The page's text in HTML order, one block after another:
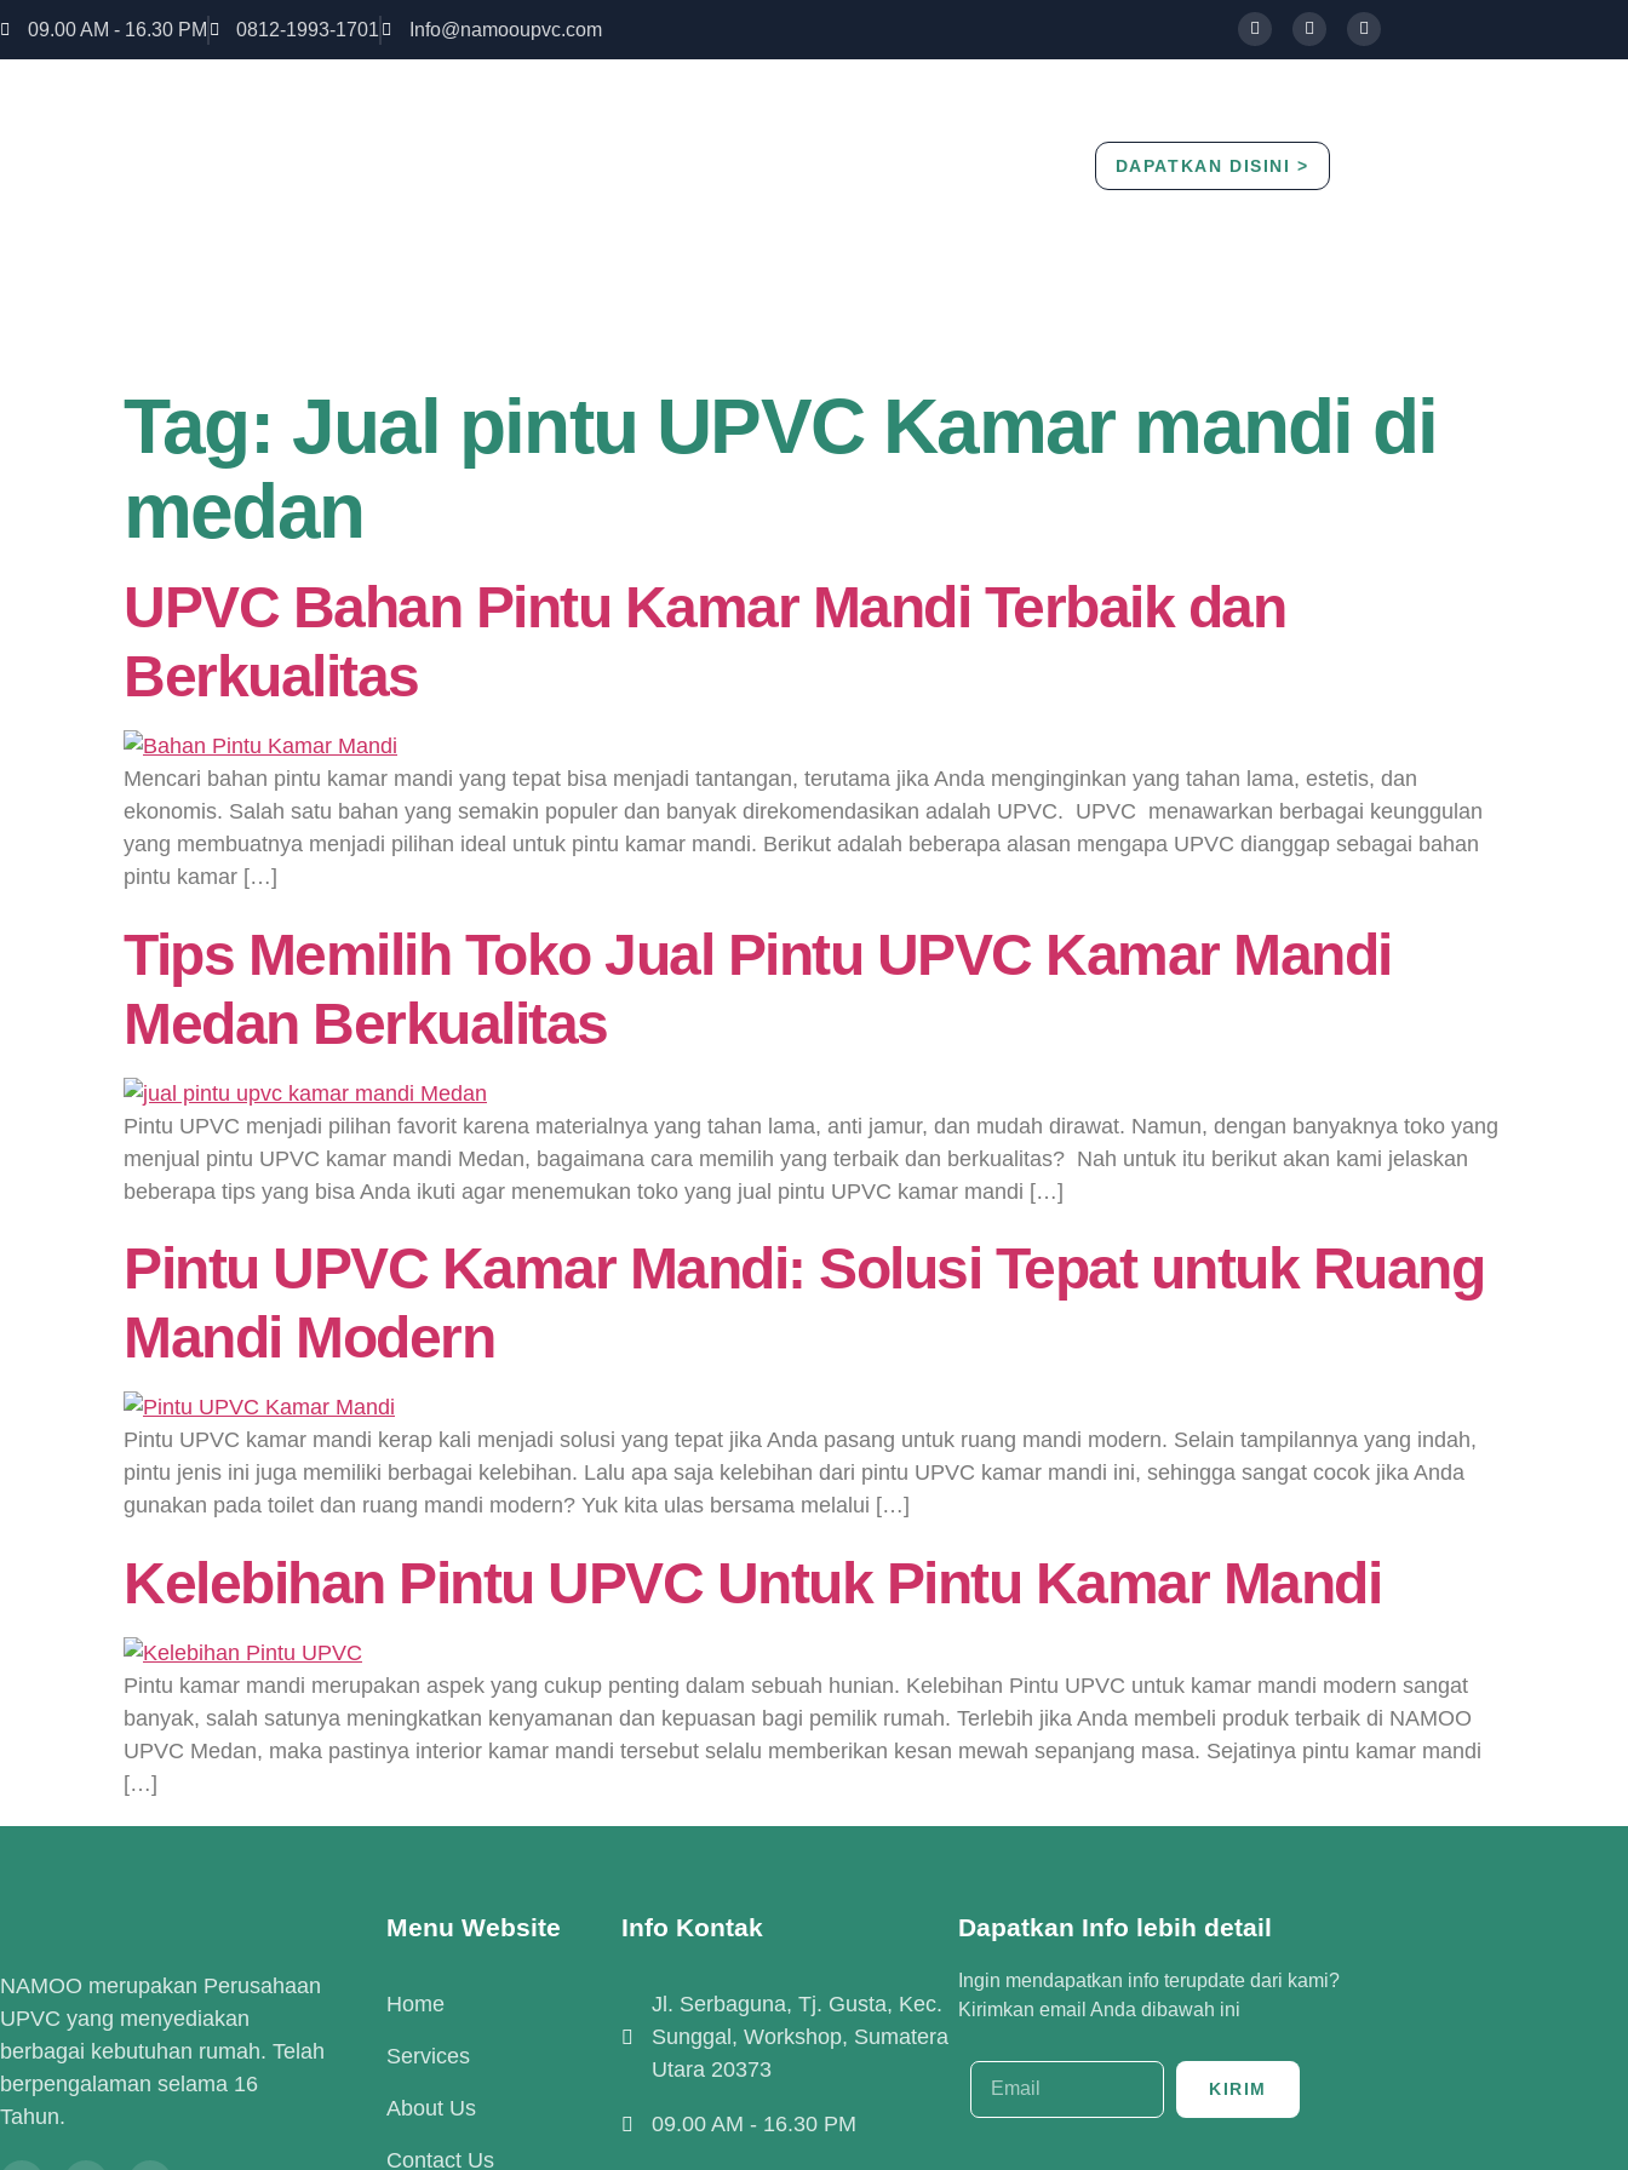
09.00 AM - 16.30 PM 0812-1993-1701 Info@namooupvc.com
DAPATKAN DISINI >
Tag: Jual pintu UPVC Kamar mandi di
medan
UPVC Bahan Pintu Kamar Mandi Terbaik dan
Berkualitas
Mencari bahan pintu kamar mandi yang tepat bisa menjadi tantangan, terutama jika Anda menginginkan yang tahan lama, estetis, dan
ekonomis. Salah satu bahan yang semakin populer dan banyak direkomendasikan adalah UPVC. UPVC menawarkan berbagai keunggulan
yang membuatnya menjadi pilihan ideal untuk pintu kamar mandi. Berikut adalah beberapa alasan mengapa UPVC dianggap sebagai bahan
pintu kamar […]
Tips Memilih Toko Jual Pintu UPVC Kamar Mandi
Medan Berkualitas
Pintu UPVC menjadi pilihan favorit karena materialnya yang tahan lama, anti jamur, dan mudah dirawat. Namun, dengan banyaknya toko yang
menjual pintu UPVC kamar mandi Medan, bagaimana cara memilih yang terbaik dan berkualitas? Nah untuk itu berikut akan kami jelaskan
beberapa tips yang bisa Anda ikuti agar menemukan toko yang jual pintu UPVC kamar mandi […]
Pintu UPVC Kamar Mandi: Solusi Tepat untuk Ruang
Mandi Modern
Pintu UPVC kamar mandi kerap kali menjadi solusi yang tepat jika Anda pasang untuk ruang mandi modern. Selain tampilannya yang indah,
pintu jenis ini juga memiliki berbagai kelebihan. Lalu apa saja kelebihan dari pintu UPVC kamar mandi ini, sehingga sangat cocok jika Anda
gunakan pada toilet dan ruang mandi modern? Yuk kita ulas bersama melalui […]
Kelebihan Pintu UPVC Untuk Pintu Kamar Mandi
Pintu kamar mandi merupakan aspek yang cukup penting dalam sebuah hunian. Kelebihan Pintu UPVC untuk kamar mandi modern sangat
banyak, salah satunya meningkatkan kenyamanan dan kepuasan bagi pemilik rumah. Terlebih jika Anda membeli produk terbaik di NAMOO
UPVC Medan, maka pastinya interior kamar mandi tersebut selalu memberikan kesan mewah sepanjang masa. Sejatinya pintu kamar mandi
[…]
NAMOO merupakan Perusahaan
UPVC yang menyediakan
berbagai kebutuhan rumah. Telah
berpengalaman selama 16
Tahun.
Menu Website
Home
Services
About Us
Contact Us
Info Kontak
Jl. Serbaguna, Tj. Gusta, Kec.
Sunggal, Workshop, Sumatera
Utara 20373
09.00 AM - 16.30 PM
Dapatkan Info lebih detail
Ingin mendapatkan info terupdate dari kami?
Kirimkan email Anda dibawah ini
KIRIM